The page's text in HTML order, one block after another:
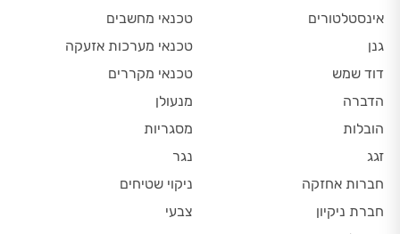
אינסטלטורים
גנן
דוד שמש
הדברה
הובלות
זגג
חברות אחזקה
חברת ניקיון
טכנאי מחשבים
טכנאי מערכות אזעקה
טכנאי מקררים
מנעולן
מסגריות
נגר
ניקוי שטיחים
צבעי